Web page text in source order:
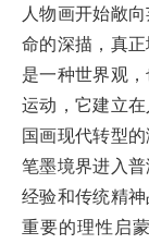
人物画开始敞
命的深描，真
是一种世界观
运动，它建立
国画现代转型
笔墨境界进入
经验和传统精
重要的理性启